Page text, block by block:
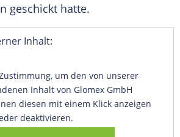
geschickt hatte.
Inhalt:
um den von unserer
Inhalt von Glomex GmbH
diesen mit einem Klick anzeigen
deaktivieren.